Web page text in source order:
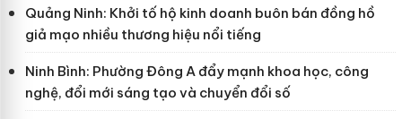
Quảng Ninh: Khởi tố hộ kinh doanh buôn bán đồng hồ
giả mạo nhiều thương hiệu nổi tiếng
Ninh Bình: Phường Đông A đẩy mạnh khoa học, công
nghệ, đổi mới sáng tạo và chuyển đổi số